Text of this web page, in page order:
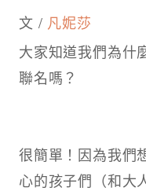
文 / 凡妮莎
大家知道我們為什
聯名嗎？
很簡單！因為我們
心的孩子們（和大